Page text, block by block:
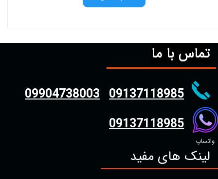
تماس با ما
واتساپ
09904738003 09137118985
09137118985
لینک های مفید